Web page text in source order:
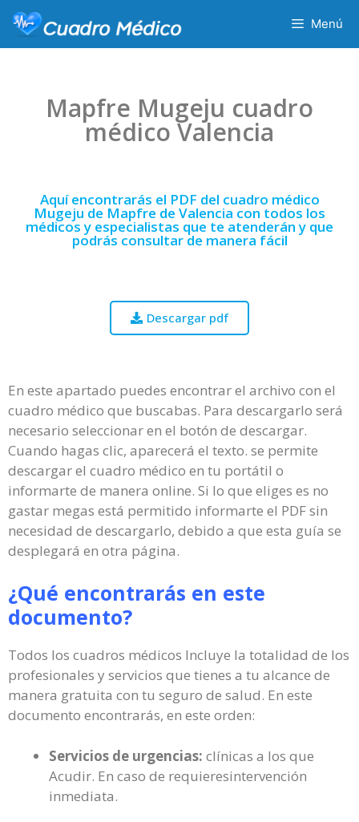
Menú
Mapfre Mugeju cuadro
médico Valencia
Aquí encontrarás el PDF del cuadro médico
Mugeju de Mapfre de Valencia con todos los
médicos y especialistas que te atenderán y que
podrás consultar de manera fácil
Descargar pdf
En este apartado puedes encontrar el archivo con el
cuadro médico que buscabas. Para descargarlo será
necesario seleccionar en el botón de descargar.
Cuando hagas clic, aparecerá el texto. se permite
descargar el cuadro médico en tu portátil o
informarte de manera online. Si lo que eliges es no
gastar megas está permitido informarte el PDF sin
necesidad de descargarlo, debido a que esta guía se
desplegará en otra página.
¿Qué encontrarás en este
documento?
Todos los cuadros médicos Incluye la totalidad de los
profesionales y servicios que tienes a tu alcance de
manera gratuita con tu seguro de salud. En este
documento encontrarás, en este orden:
Servicios de urgencias: clínicas a los que
Acudir. En caso de requieresintervención
inmediata.